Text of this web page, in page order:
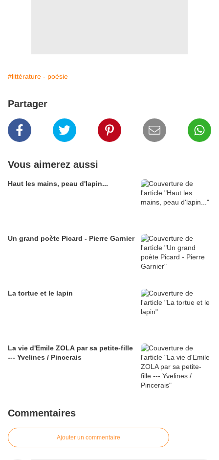
#littérature - poésie
Partager
Vous aimerez aussi
Haut les mains, peau d'lapin...
Un grand poète Picard - Pierre Garnier
La tortue et le lapin
La vie d'Emile ZOLA par sa petite-fille
--- Yvelines / Pincerais
Commentaires
Ajouter un commentaire